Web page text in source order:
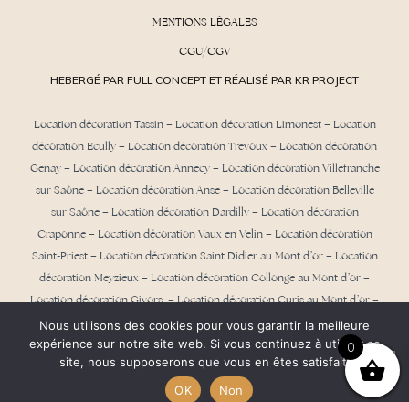
MENTIONS LÉGALES
CGU/CGV
HEBERGÉ PAR FULL CONCEPT ET RÉALISÉ PAR KR PROJECT
Location décoration Tassin– Location décoration Limonest– Location
décoration Ecully– Location décoration Trevoux– Location décoration
Genay– Location décoration Annecy– Location décoration Villefranche
sur Saône– Location décoration Anse– Location décoration Belleville
sur Saône – Location décoration Dardilly – Location décoration
Craponne– Location décoration Vaux en Velin – Location décoration
Saint-Priest – Location décoration Saint Didier au Mont d’or– Location
décoration Meyzieux – Location décoration Collonge au Mont d’or–
Location décoration Givors – Location décoration Curis au Mont d’or –
Location décoration Albigny sur Saône –Location décoration Aix les
Bains–Location décoration Chambéry –Location décoration Grenoble
–Location décoration Paris–Location décoration Marseille–
0
Nous utilisons des cookies pour vous garantir la meilleure
expérience sur notre site web. Si vous continuez à utiliser ce
site, nous supposerons que vous en êtes satisfait.
OK
Non